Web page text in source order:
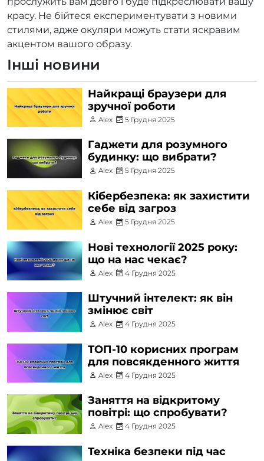
красу. Не бійтеся експериментувати з новими
стилями, адже окуляри можуть стати яскравим
акцентом вашого образу.
Інші новини
Найкращі браузери для
зручної роботи
Alex 5 Грудня 2025
Гаджети для розумного
будинку: що вибрати?
Alex 5 Грудня 2025
Кібербезпека: як захистити
себе від загроз
Alex 5 Грудня 2025
Нові технології 2025 року:
що на нас чекає?
Alex 4 Грудня 2025
Штучний інтелект: як він
змінює світ
Alex 4 Грудня 2025
ТОП-10 корисних програм
для повсякденного життя
Alex 4 Грудня 2025
Заняття на відкритому
повітрі: що спробувати?
Alex 4 Грудня 2025
Техніка безпеки під час